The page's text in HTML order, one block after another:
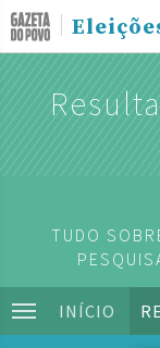
TUDO
INÍCIO